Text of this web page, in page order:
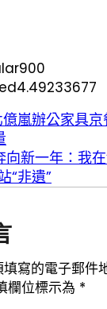
億嵐辦公家具
新一年：我
“非遺”
寫的電子郵件
欄位標示為 *